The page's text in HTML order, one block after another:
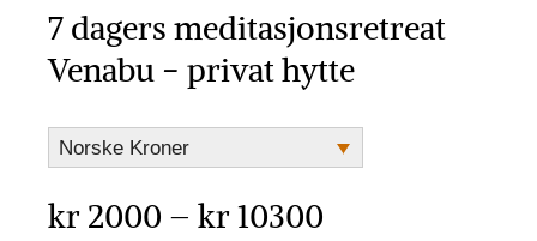
7 dagers meditasjonsretreat
Venabu − privat hytte
Norske Kroner
kr2000 – kr10300Prisområde: